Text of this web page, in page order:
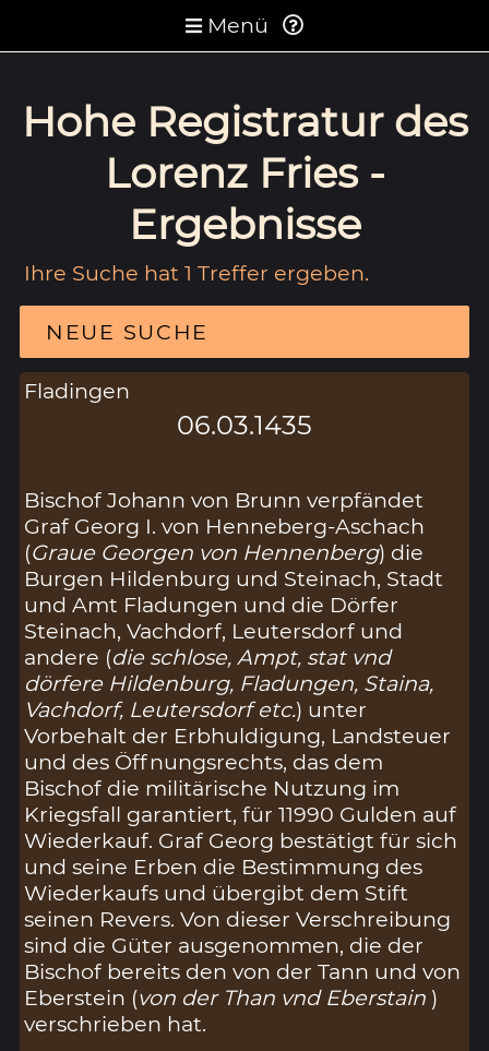
Menü
Hohe Registratur des
Lorenz Fries -
Ergebnisse
Ihre Suche hat 1 Treffer ergeben.
NEUE SUCHE
Fladingen
06.03.1435
Bischof Johann von Brunn verpfändet
Graf Georg I. von Henneberg-Aschach
(Graue Georgen von Hennenberg) die
Burgen Hildenburg und Steinach, Stadt
und Amt Fladungen und die Dörfer
Steinach, Vachdorf, Leutersdorf und
andere (die schlose, Ampt, stat vnd
dörfere Hildenburg, Fladungen, Staina,
Vachdorf, Leutersdorf etc.) unter
Vorbehalt der Erbhuldigung, Landsteuer
und des Öffnungsrechts, das dem
Bischof die militärische Nutzung im
Kriegsfall garantiert, für 11990 Gulden auf
Wiederkauf. Graf Georg bestätigt für sich
und seine Erben die Bestimmung des
Wiederkaufs und übergibt dem Stift
seinen Revers. Von dieser Verschreibung
sind die Güter ausgenommen, die der
Bischof bereits den von der Tann und von
Eberstein (von der Than vnd Eberstain )
verschrieben hat.